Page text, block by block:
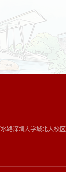
路深圳大学城北大校区